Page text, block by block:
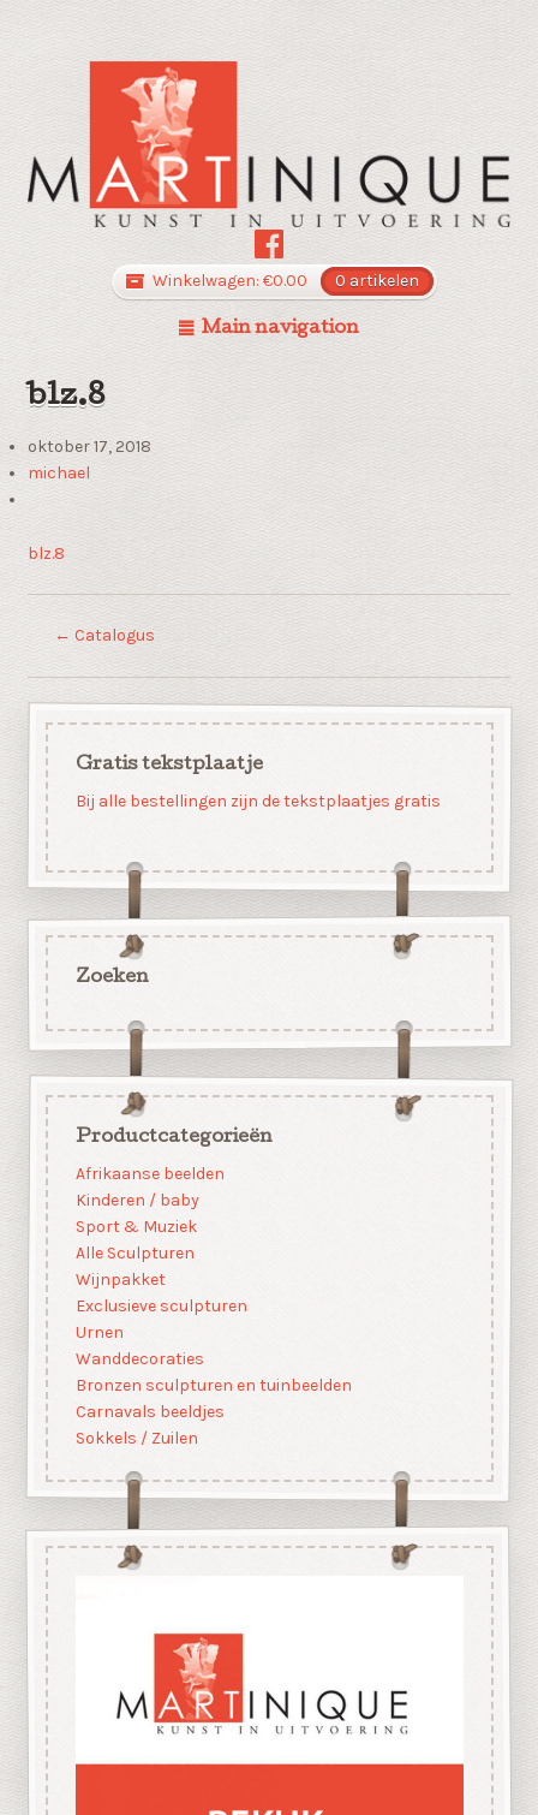
Winkelwagen: €0.00 0 artikelen
Main navigation
blz.8
oktober 17, 2018
michael
blz.8
← Catalogus
Gratis tekstplaatje
Bij alle bestellingen zijn de tekstplaatjes gratis
Zoeken
Productcategorieën
Afrikaanse beelden
Kinderen / baby
Sport & Muziek
Alle Sculpturen
Wijnpakket
Exclusieve sculpturen
Urnen
Wanddecoraties
Bronzen sculpturen en tuinbeelden
Carnavals beeldjes
Sokkels / Zuilen